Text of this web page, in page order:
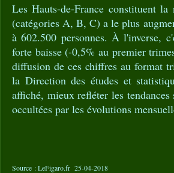
Les Hauts-de-France constituent
(catégories A, B, C) a le plus
à 602.500 personnes. À l'inverse,
forte baisse (-0,5% au premier
diffusion de ces chiffres au format
la Direction des études et
affiché, mieux refléter les
occultées par les évolutions
Source : LeFigaro.fr 25-04-2018